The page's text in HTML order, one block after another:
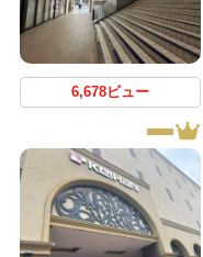
6,678ビュー